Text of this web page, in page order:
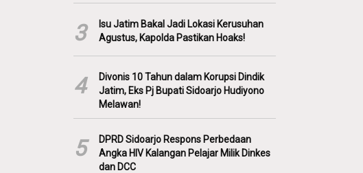
3
Isu Jatim Bakal Jadi Lokasi Kerusuhan
Agustus, Kapolda Pastikan Hoaks!
4
Divonis 10 Tahun dalam Korupsi Dindik
Jatim, Eks Pj Bupati Sidoarjo Hudiyono
Melawan!
5
DPRD Sidoarjo Respons Perbedaan
Angka HIV Kalangan Pelajar Milik Dinkes
dan DCC